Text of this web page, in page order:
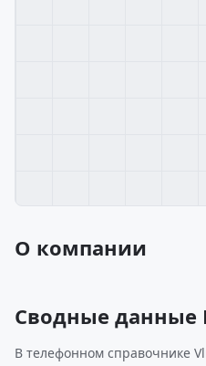
О компании
Сводные
В телефонном справочнике